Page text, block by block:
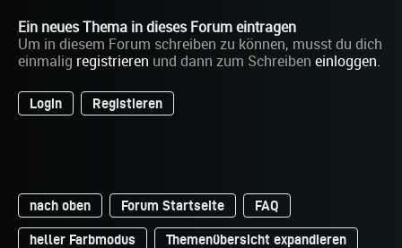
Ein neues Thema in dieses Forum eintragen
Um in diesem Forum schreiben zu können, musst du dich
einmalig registrieren und dann zum Schreiben einloggen.
Login Registieren
nach oben Forum Startseite FAQ
heller Farbmodus Themenübersicht expandieren